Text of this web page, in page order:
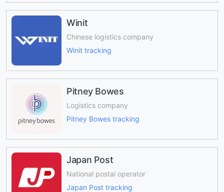
Winit
Chinese logistics company
Winit tracking
Pitney Bowes
Logistics company
Pitney Bowes tracking
Japan Post
National postal operator
Japan Post tracking